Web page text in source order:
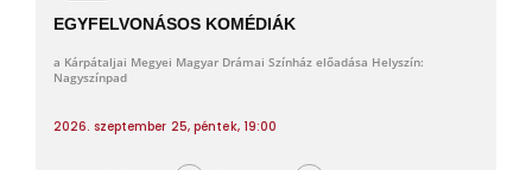
EGYFELVONÁSOS KOMÉDIÁK
a Kárpátaljai Megyei Magyar Drámai Színház előadása Helyszín:
Nagyszínpad
2026. szeptember 25, péntek, 19:00